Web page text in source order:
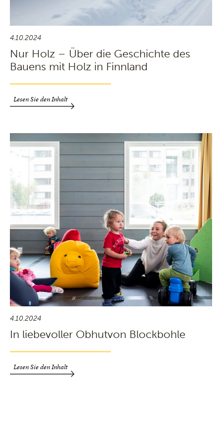
4.10.2024
Nur Holz – Über die Geschichte des
Bauens mit Holz in Finnland
Lesen Sie den Inhalt
4.10.2024
In liebevoller Obhutvon Blockbohle
Lesen Sie den Inhalt